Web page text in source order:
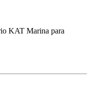
KAT Marina para